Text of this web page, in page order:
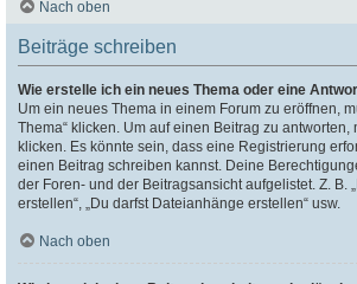
Nach oben
Beiträge schreiben
Wie erstelle ich ein neues Thema oder eine
Um ein neues Thema in einem Forum zu eröffnen,
Thema“ klicken. Um auf einen Beitrag zu antworten,
klicken. Es könnte sein, dass eine Registrierung
einen Beitrag schreiben kannst. Deine
der Foren- und der Beitragsansicht aufgelistet. Z. B.
erstellen“, „Du darfst Dateianhänge erstellen“ usw.
Nach oben